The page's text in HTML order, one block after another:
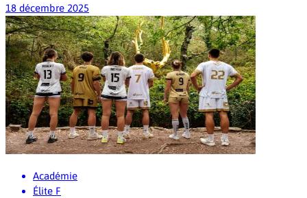
18 décembre 2025
Académie
Élite F